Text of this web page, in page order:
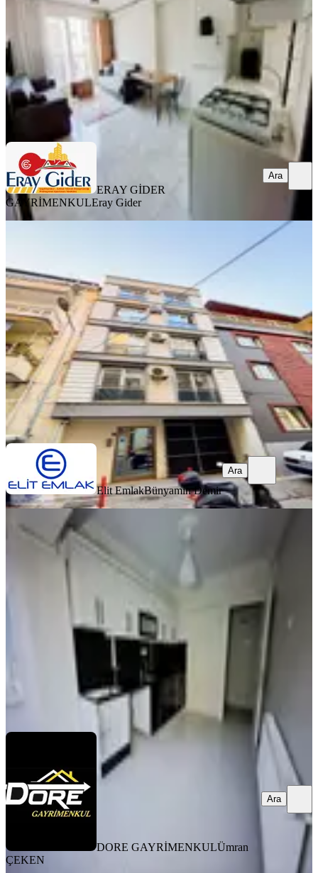
1+1· 55 m² 3. Kat 06.08.2026
17.500 ₺
ERAY GİDER GAYRİMENKULEray Gider
ERAY GİDER
GAYRİMENKULEray Gider
Ara
Doğu Gazi Bulvarına Yakın 2+1
Eşyalı Klimalı Kiralık Daire
Efeler, Cuma Mahallesi
2+1
·100 m²·4. Kat·06.08.2026
22.000 ₺
Elit EmlakBünyamin Demir
Elit EmlakBünyamin Demir
Ara
Girne Mahallesi Doğalgazlı 2+1
Kiralık Daire
Efeler, Girne Mahallesi
2+1
25.000 ₺
DORE GAYRİMENKUL Ümran ÇEKEN
DORE GAYRİMENKULÜmran
ÇEKEN
Ara